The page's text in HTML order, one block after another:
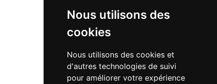
Nous utilisons des
cookies
Nous utilisons des cookies et
d'autres technologies de suivi
pour améliorer votre expérience
Suivre ma commande
Nouveautés
Promo Femme